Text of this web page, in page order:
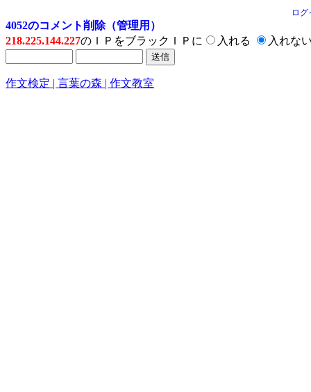
ログ
4052のコメント削除（管理用）
218.225.144.227のＩＰをブラックＩＰに 入れる 入れな
作文検定 | 言葉の森 | 作文教室